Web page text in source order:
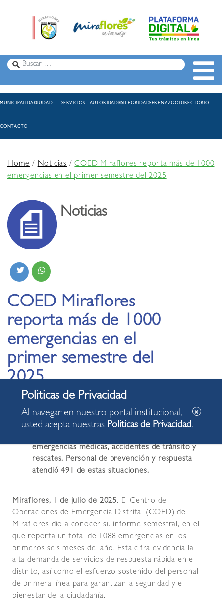
MUNICIPALIDADCIUDAD SERVICIOS AUTORIDADESINTEGRIDADSERENAZGODIRECTORIO
CONTACTO
Home/Noticias /COED Miraflores reporta más de 1000
emergencias en el primer semestre del 2025
Noticias
COED Miraflores
reporta más de 1000
emergencias en el
primer semestre del
2025
01.07.2025
emergencias médicas, accidentes de tránsito y
rescates. Personal de prevención y respuesta
atendió 491 de estas situaciones.
Miraflores, 1 de julio de 2025. El Centro de
Operaciones de Emergencia Distrital (COED) de
Miraflores dio a conocer su informe semestral, en el
que reporta un total de 1088 emergencias en los
primeros seis meses del año. Esta cifra evidencia la
alta demanda de servicios de respuesta rápida en el
distrito, así como el esfuerzo sostenido del personal
de primera línea para garantizar la seguridad y el
bienestar de la ciudadanía.
Al navegar en nuestro portal institucional,
usted acepta nuestras Politicas de Privacidad.